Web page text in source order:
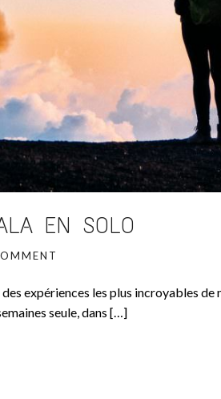
EN SOLO
des expériences les plus incroyables de
seule, dans […]